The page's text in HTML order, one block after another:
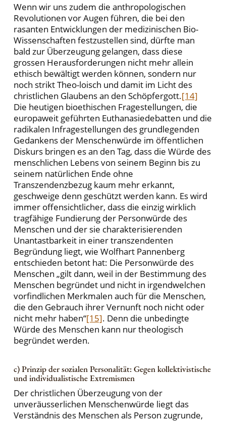
Wenn wir uns zudem die anthropologischen
Revolutionen vor Augen führen, die bei den
rasanten Entwicklungen der medizinischen Bio-
Wissenschaften festzustellen sind, dürfte man
bald zur Überzeugung gelangen, dass diese
grossen Herausforderungen nicht mehr allein
ethisch bewältigt werden können, sondern nur
noch strikt Theo-loisch und damit im Licht des
christlichen Glaubens an den Schöpfergott.[14]
Die heutigen bioethischen Fragestellungen, die
europaweit geführten Euthanasiedebatten und die
radikalen Infragestellungen des grundlegenden
Gedankens der Menschenwürde im öffentlichen
Diskurs bringen es an den Tag, dass die Würde des
menschlichen Lebens von seinem Beginn bis zu
seinem natürlichen Ende ohne
Transzendenzbezug kaum mehr erkannt,
geschweige denn geschützt werden kann. Es wird
immer offensichtlicher, dass die einzig wirklich
tragfähige Fundierung der Personwürde des
Menschen und der sie charakterisierenden
Unantastbarkeit in einer transzendenten
Begründung liegt, wie Wolfhart Pannenberg
entschieden betont hat: Die Personwürde des
Menschen „gilt dann, weil in der Bestimmung des
Menschen begründet und nicht in irgendwelchen
vorfindlichen Merkmalen auch für die Menschen,
die den Gebrauch ihrer Vernunft noch nicht oder
nicht mehr haben“[15]. Denn die unbedingte
Würde des Menschen kann nur theologisch
begründet werden.
c) Prinzip der sozialen Personalität: Gegen kollektivistische
und individualistische Extremismen
Der christlichen Überzeugung von der
unveräusserlichen Menschenwürde liegt das
Verständnis des Menschen als Person zugrunde,